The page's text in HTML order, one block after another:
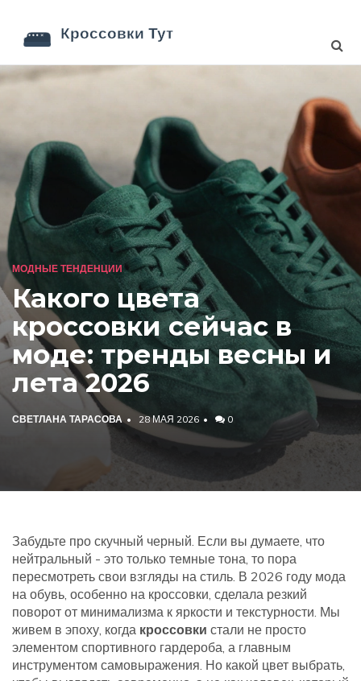
МОДНЫЕ ТЕНДЕНЦИИ
Какого цвета
кроссовки сейчас в
моде: тренды весны и
лета 2026
СВЕТЛАНА ТАРАСОВА 28 МАЯ 2026 0
Забудьте про скучный черный. Если вы думаете, что
нейтральный - это только темные тона, то пора
пересмотреть свои взгляды на стиль. В 2026 году мода
на обувь, особенно на кроссовки, сделала резкий
поворот от минимализма к яркости и текстурности. Мы
живем в эпоху, когда кроссовки стали не просто
элементом спортивного гардероба, а главным
инструментом самовыражения. Но какой цвет выбрать,